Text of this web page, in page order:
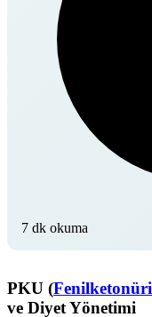
7 dk okuma
PKU (Fenilketonüri
ve Diyet Yönetimi